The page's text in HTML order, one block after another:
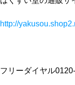
http://
フリーダイヤル